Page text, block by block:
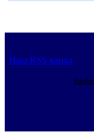
Наш RSS канал